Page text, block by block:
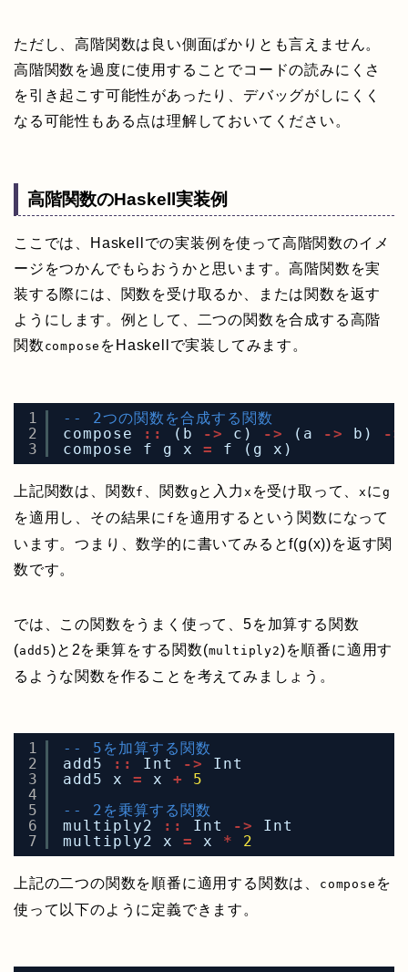
ただし、高階関数は良い側面ばかりとも言えません。
高階関数を過度に使用することでコードの読みにくさ
を引き起こす可能性があったり、デバッグがしにくく
なる可能性もある点は理解しておいてください。
高階関数のHaskell実装例
ここでは、Haskellでの実装例を使って高階関数のイメ
ージをつかんでもらおうかと思います。高階関数を実
装する際には、関数を受け取るか、または関数を返す
ようにします。例として、二つの関数を合成する高階
関数 compose をHaskellで実装してみます。
1
2
3
-- 2つの関数を合成する関数
compose
:: (b -> c) -> (a -> b)
->
compose f g x = f (g x)
上記関数は、関数f 、関数g と入力 x を受け取って、 x に g
を適用し、その結果に f を適用するという関数になって
います。つまり、数学的に書いてみるとf(g(x))を返す関
数です。
では、この関数をうまく使って、5を加算する関数
(add5)と2を乗算をする関数(multiply2)を順番に適用す
るような関数を作ることを考えてみましょう。
1
2
3
4
5
6
7
-- 5を加算する関数
add5
:: Int ->
Int
add5 x = x +
5
-- 2を乗算する関数
multiply2
:: Int ->
Int
multiply2 x = x * 2
上記の二つの関数を順番に適用する関数は、 compose を
使って以下のように定義できます。